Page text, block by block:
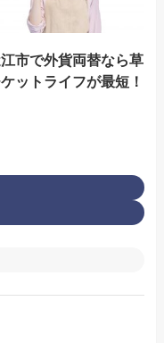
市で外貨両替なら草
ットライフが最短！